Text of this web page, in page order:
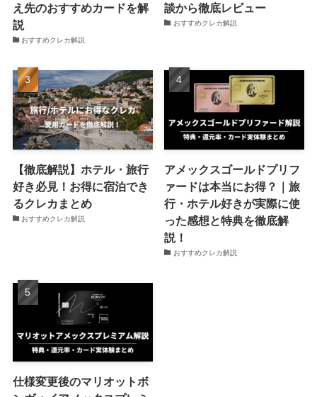
え先のおすすめカードを解
説
おすすめクレカ解説
談から徹底レビュー
おすすめクレカ解説
【徹底解説】ホテル・旅行
好き必見！お得に宿泊でき
るクレカまとめ
おすすめクレカ解説
アメックスゴールドプリフ
ァードは本当にお得？｜旅
行・ホテル好きが実際に使
った感想と特典を徹底解
説！
おすすめクレカ解説
仕様変更後のマリオットボ